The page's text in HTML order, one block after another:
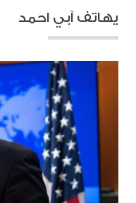
يهاتف آبي احمد